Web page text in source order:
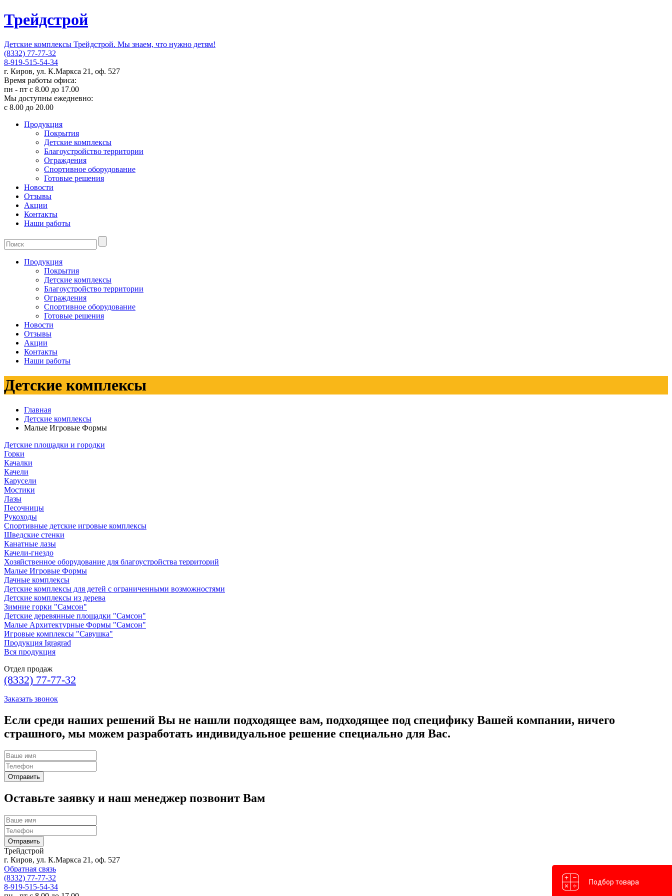
Трейдстрой
Детские комплексы Трейдстрой. Мы знаем, что нужно детям!
(8332) 77-77-32
8-919-515-54-34
г. Киров, ул. К.Маркса 21, оф. 527
Время работы офиса:
пн - пт с 8.00 до 17.00
Мы доступны ежедневно:
с 8.00 до 20.00
Продукция
Покрытия
Детские комплексы
Благоустройство территории
Ограждения
Спортивное оборудование
Готовые решения
Новости
Отзывы
Акции
Контакты
Наши работы
Продукция
Покрытия
Детские комплексы
Благоустройство территории
Ограждения
Спортивное оборудование
Готовые решения
Новости
Отзывы
Акции
Контакты
Наши работы
Детские комплексы
Главная
Детские комплексы
Малые Игровые Формы
Детские площадки и городки
Горки
Качалки
Качели
Карусели
Мостики
Лазы
Песочницы
Рукоходы
Спортивные детские игровые комплексы
Шведские стенки
Канатные лазы
Качели-гнездо
Хозяйственное оборудование для благоустройства территорий
Малые Игровые Формы
Дачные комплексы
Детские комплексы для детей с ограниченными возможностями
Детские комплексы из дерева
Зимние горки "Самсон"
Детские деревянные площадки "Самсон"
Малые Архитектурные Формы "Самсон"
Игровые комплексы "Савушка"
Продукция Igragrad
Вся продукция
Отдел продаж
(8332) 77-77-32
Заказать звонок
Если среди наших решений Вы не нашли подходящее вам, подходящее под специфику Вашей компании, ничего
страшного, мы можем разработать индивидуальное решение специально для Вас.
Оставьте заявку и наш менеджер позвонит Вам
Трейдстрой
г. Киров, ул. К.Маркса 21, оф. 527
Обратная связь
(8332) 77-77-32
8-919-515-54-34
Подбор товара